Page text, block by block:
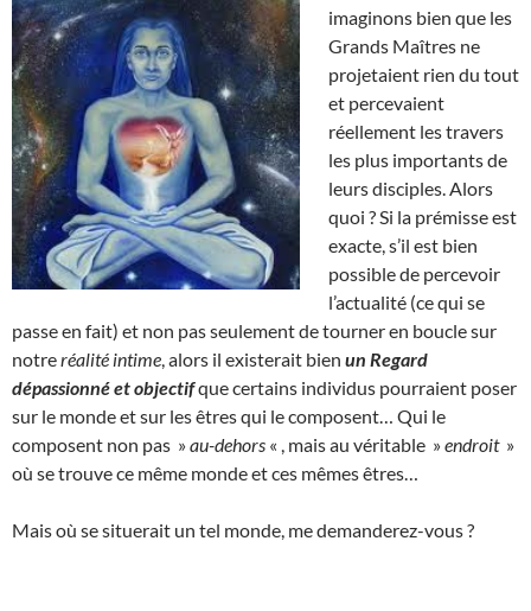
imaginons bien que les
Grands Maîtres ne
projetaient rien du tout
et percevaient
réellement les travers
les plus importants de
leurs disciples. Alors
quoi ? Si la prémisse est
exacte, s’il est bien
possible de percevoir
l’actualité (ce qui se
passe en fait) et non pas seulement de tourner en boucle sur
notreréalité intime , alors il existerait bien un Regard
dépassionné et objectifque certains individus pourraient poser
sur le monde et sur les êtres qui le composent… Qui le
composent non pas »au-dehors « , mais au véritable »endroit »
où se trouve ce même monde et ces mêmes êtres…
Mais où se situerait un tel monde, me demanderez-vous ?